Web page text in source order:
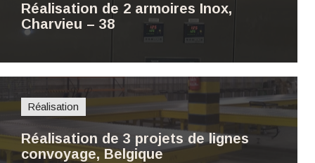
Réalisation de 2 armoires Inox,
Charvieu – 38
Réalisation
Réalisation de 3 projets de lignes
convoyage, Belgique